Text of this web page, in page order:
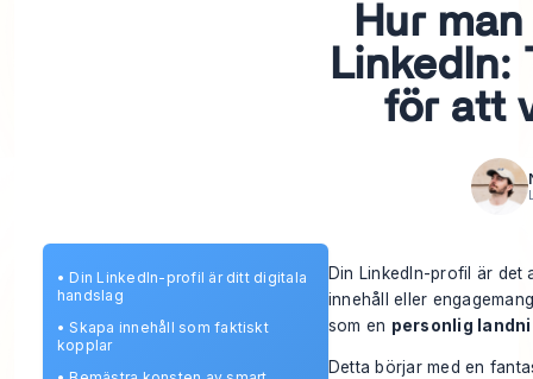
Hur
LinkedIn:
för att
• Din LinkedIn-profil är ditt digitala
handslag
•Skapa innehåll som faktiskt
kopplar
Din LinkedIn-profil är det
innehåll eller
som en personlig
Detta börjar med en